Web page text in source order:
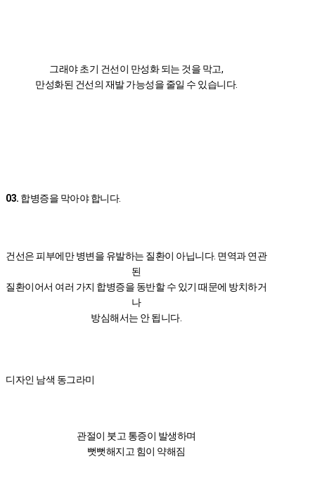
그래야 초기 건선이 만성화 되는 것을 막고,
만성화된 건선의 재발 가능성을 줄일 수 있습니다.
03. 합병증을 막아야 합니다.
건선은 피부에만 병변을 유발하는 질환이 아닙니다. 면역과 연관
된
질환이어서 여러 가지 합병증을 동반할 수 있기 때문에 방치하거
나
방심해서는 안 됩니다.
디자인 남색 동그라미
관절이 붓고 통증이 발생하며
뻣뻣해지고 힘이 약해짐